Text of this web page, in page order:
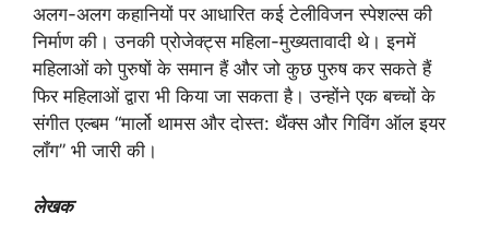
अलग-अलग कहानियों पर आधारित कई टेलीविजन स्पेशल्स की
निर्माण की। उनकी प्रोजेक्ट्स महिला-मुख्यतावादी थे। इनमें
महिलाओं को पुरुषों के समान हैं और जो कुछ पुरुष कर सकते हैं
फिर महिलाओं द्वारा भी किया जा सकता है। उन्होंने एक बच्चों के
संगीत एल्बम “मार्लो थामस और दोस्त: थैंक्स और गिविंग ऑल इयर
लॉंग” भी जारी की।
लेखक